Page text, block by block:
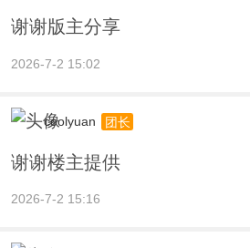
谢谢版主分享
2026-7-2 15:02
coolyuan 团长
谢谢楼主提供
2026-7-2 15:16